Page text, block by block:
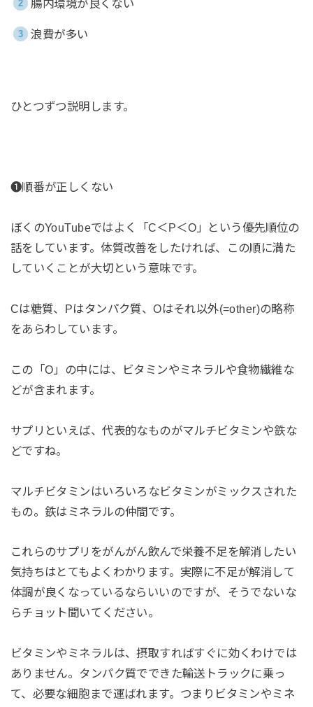
腸内環境が良くない
浪費が多い
ひとつずつ説明します。
❶順番が正しくない
ぼくのYouTubeではよく「C＜P＜O」という優先順位の
話をしています。体質改善をしたければ、この順に満た
していくことが大切という意味です。
Cは糖質、Pはタンパク質、Oはそれ以外(=other)の略称
をあらわしています。
この「O」の中には、ビタミンやミネラルや食物繊維な
どが含まれます。
サプリといえば、代表的なものがマルチビタミンや鉄な
どですね。
マルチビタミンはいろいろなビタミンがミックスされた
もの。鉄はミネラルの仲間です。
これらのサプリをがんがん飲んで栄養不足を解消したい
気持ちはとてもよくわかります。実際に不足が解消して
体調が良くなっているならいいのですが、そうでないな
らチョット聞いてください。
ビタミンやミネラルは、摂取すればすぐに効くわけでは
ありません。タンパク質でできた輸送トラックに乗っ
て、必要な細胞まで運ばれます。つまりビタミンやミネ